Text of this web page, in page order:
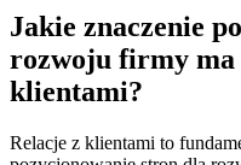
Jakie znaczenie
rozwoju firmy ma
klientami?
Relacje z klientami to